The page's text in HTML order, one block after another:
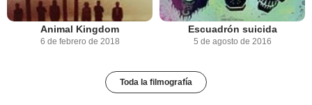
Animal Kingdom
6 de febrero de 2018
Escuadrón suicida
5 de agosto de 2016
Toda la filmografía